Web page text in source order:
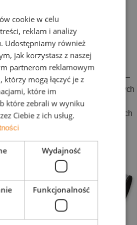
w sieci
swissporTON RBF vent –
i kolorach optymalnie dopasowanych
ceramicznych i cementowych
u naszych partnerów handlowych
cookie w celu
reklam i analizy
Udostępniamy również
jak korzystasz z naszej
partnerom reklamowym
którzy mogą łączyć je z
które im
które zebrali w wyniku
Ciebie z ich usług.
Wydajność
Funkcjonalność